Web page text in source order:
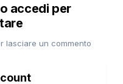
accedi per
lasciare un commento